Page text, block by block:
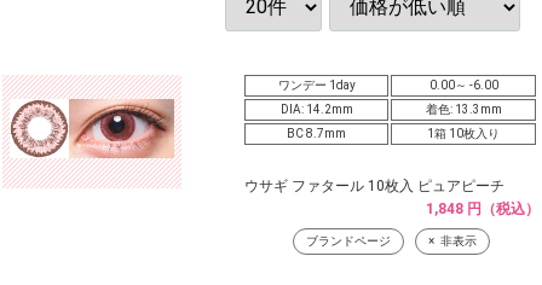
ワンデー 1day
0.00～ -6.00
DIA: 14.2mm
着色: 13.3mm
BC 8.7mm
1箱 10枚入り
ウサギ ファタール 10枚入 ピュアピーチ
1,848 円（税込）
ブランドページ 非表示